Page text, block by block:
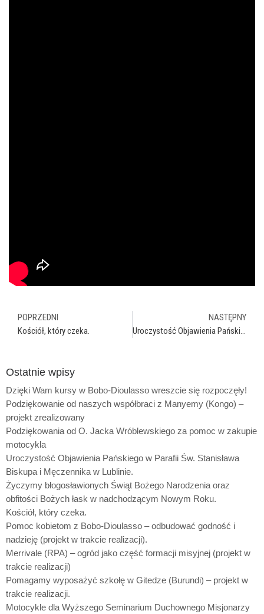
POPRZEDNI
Kościół, który czeka.
NASTĘPNY
Uroczystość Objawienia Pańskiego w Parafii Św. Stanisława Biskupa i Męczennika w Lublinie.
Ostatnie wpisy
Dzięki Wam kursy w Bobo-Dioulasso wreszcie się rozpoczęły!
Podziękowanie od naszych współbraci z Manyemy (Kongo) –
projekt zrealizowany
Podziękowania od O. Jacka Wróblewskiego za pomoc w zakupie
motocykla
Uroczystość Objawienia Pańskiego w Parafii Św. Stanisława
Biskupa i Męczennika w Lublinie.
Życzymy błogosławionych Świąt Bożego Narodzenia oraz
obfitości Bożych łask w nadchodzącym Nowym Roku.
Kościół, który czeka.
Pomoc kobietom z Bobo-Dioulasso – odbudować godność i
nadzieję (projekt w trakcie realizacji).
Merrivale (RPA) – ogród jako część formacji misyjnej (projekt w
trakcie realizacji)
Pomagamy wyposażyć szkołę w Gitedze (Burundi) – projekt w
trakcie realizacji.
Motocykle dla Wyższego Seminarium Duchownego Misjonarzy